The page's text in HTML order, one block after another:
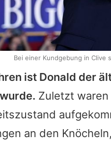
ist Donald der
Zuletzt
an den
Bei einer Kundgebung in Clive